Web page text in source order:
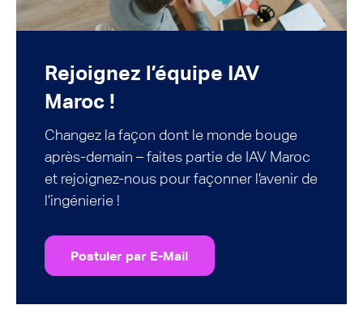
Rejoignez l’équipe IAV
Maroc !
Changez la façon dont le monde bouge
après-demain – faites partie de IAV Maroc
et rejoignez-nous pour façonner l’avenir de
l’ingénierie !
Postuler par E-Mail